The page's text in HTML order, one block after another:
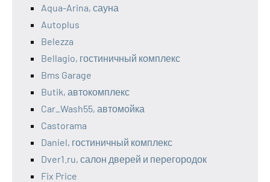
Aqua-Arina, сауна
Autoplus
Belezza
Bellagio, гостиничный комплекс
Bms Garage
Butik, автокомплекс
Car_Wash55, автомойка
Castorama
Daniel, гостиничный комплекс
Dver1.ru, салон дверей и перегородок
Fix Price